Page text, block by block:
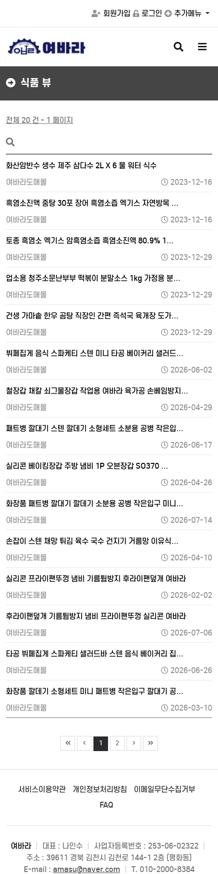
회원가입 로그인 추가메뉴
검
색
버
메
버
식품 뷰
전체 20 건 - 1 페이지
화산암반수 생수 제주 삼다수 2L X 6 물 워터 식수
여바라도매몰
2023-12-16
흑염소진액 중탕 30포 장어 흑염소즙 엑기스 자연방목 …
여바라도매몰
2023-12-16
토종 흑염소 엑기스 암흑염소즙 흑염소진액 80.9% 1…
여바라도매몰
2023-12-29
업소용 청주소문난부부 떡볶이 분말소스 1kg 가정용 분…
여바라도매몰
2023-12-29
건생 가마솥 한우 곰탕 직장인 간편 즉석국 육개장 도가…
여바라도매몰
2023-12-29
뷔페집게 음식 스파케티 스텐 미니 타공 베이커리 샐러드…
여바라도매몰
2026-06-02
철장갑 채칼 쇠그물장갑 작업용 여바라 육가공 손베임방지…
여바라도매몰
2026-04-29
패트병 깔대기 스텐 깔데기 소형세트 소분용 공병 작은입…
여바라도매몰
2026-06-17
실리콘 베이킹장갑 주방 냄비 1P 오븐장갑 SO370 …
여바라도매몰
2026-04-26
화장품 패트병 깔대기 깔데기 소분용 공병 작은입구 미니…
여바라도매몰
2026-07-14
손잡이 스텐 채망 튀김 육수 국수 건지기 거름망 이유식…
여바라도매몰
2026-04-10
실리콘 프라이팬뚜껑 냄비 기름튐방지 후라이팬덮개 여바라
여바라도매몰
2026-02-02
후라이팬덮개 기름튐방지 냄비 프라이팬뚜껑 실리콘 여바라
여바라도매몰
2026-07-06
타공 뷔페집게 스파케티 샐러드바 스텐 음식 베이커리 집…
여바라도매몰
2026-06-26
화장품 깔데기 소형세트 미니 패트병 작은입구 깔대기 공…
여바라도매몰
2026-03-10
1 2
서비스이용약관 개인정보처리방침
이메일무단수집거부
FAQ
여바라 대표 : 나인수 사업자등록번호 : 253-06-02322
주소 : 39611 경북 김천시 김천로 144-1 2층 (평화동)
E-mail : amasu@naver.com T. 010-2000-8384